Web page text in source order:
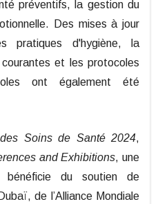
préventifs, la gestion du
Des mises à jour
pratiques d'hygiène, la
et les protocoles
ont également été
Soins de Santé 2024,
and Exhibitions, une
bénéficie du soutien de
de l’Alliance Mondiale